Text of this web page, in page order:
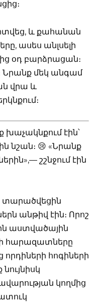
և քահանան
ասես անլսելի
օդ բարձրացան։
Նրանք մեկ անգամ
վրա և
խաչակնքում էին՝
նշան։ 😢 «Նրանք
շշնջում էին
տարածվեցին
անթիվ էին։ Որոշ
աստվածային
հարազատները
հոգիների
կողմից